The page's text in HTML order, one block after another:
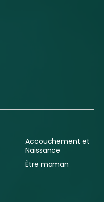
Accouchement et
Naissance
Être maman